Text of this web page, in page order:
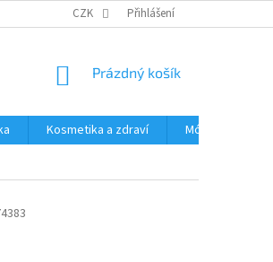
OSOBNÍCH ÚDAJŮ ČASTÉ DOTAZY A
CZK Přihlášení
NÁKUPNÍ
Prázdný košík
Kosmetika a zdraví Móda